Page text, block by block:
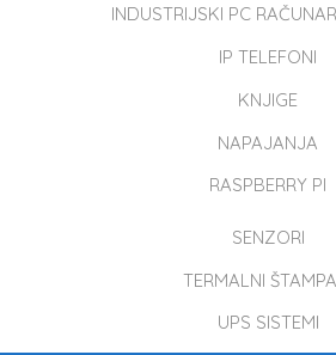
INDUSTRIJSKI PC
IP TELEFONI
KNJIGE
NAPAJANJA
RASPBERRY PI
SENZORI
TERMALNI
UPS SISTEMI